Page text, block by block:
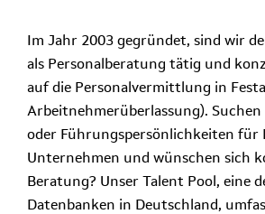
Im Jahr 2003 gegründet, sind wir
als Personalberatung tätig und
auf die Personalvermittlung in
Arbeitnehmerüberlassung).
oder Führungspersönlichkeiten für
Unternehmen und wünschen sich
Beratung? Unser Talent Pool, eine
Datenbanken in Deutschland,